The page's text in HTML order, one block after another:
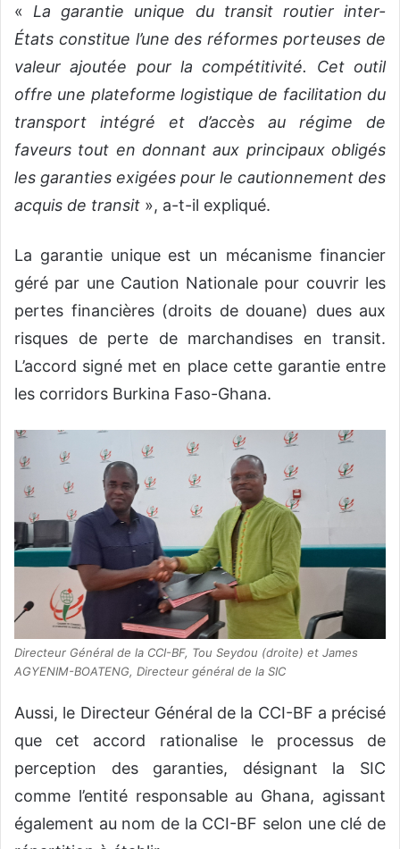
« La garantie unique du transit routier inter-
États constitue l’une des réformes porteuses de
valeur ajoutée pour la compétitivité. Cet outil
offre une plateforme logistique de facilitation du
transport intégré et d’accès au régime de
faveurs tout en donnant aux principaux obligés
les garanties exigées pour le cautionnement des
acquis de transit », a-t-il expliqué.
La garantie unique est un mécanisme financier
géré par une Caution Nationale pour couvrir les
pertes financières (droits de douane) dues aux
risques de perte de marchandises en transit.
L’accord signé met en place cette garantie entre
les corridors Burkina Faso-Ghana.
Directeur Général de la CCI-BF, Tou Seydou (droite) et James
AGYENIM-BOATENG, Directeur général de la SIC
Aussi, le Directeur Général de la CCI-BF a précisé
que cet accord rationalise le processus de
perception des garanties, désignant la SIC
comme l’entité responsable au Ghana, agissant
également au nom de la CCI-BF selon une clé de